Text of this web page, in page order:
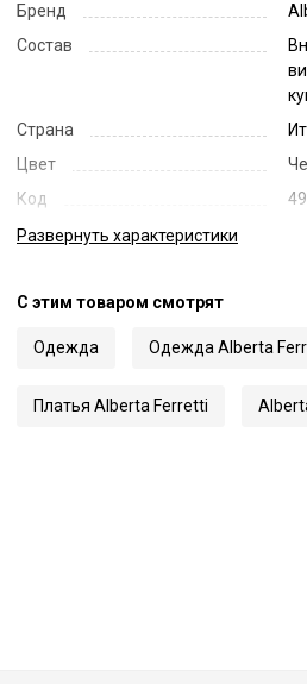
Бренд
Состав
Страна
Цвет
Код
Артикул
Развернуть характеристики
С этим товаром смотрят
Одежда Одежда Alberta
Платья Alberta Ferretti